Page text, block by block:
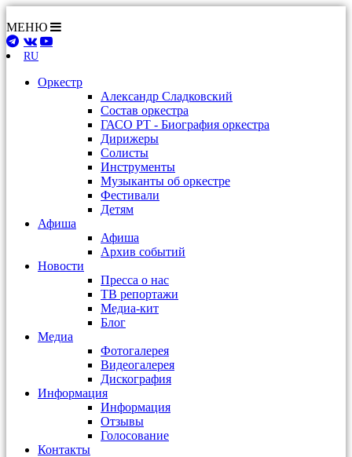
МЕНЮ
RU
Оркестр
Александр Сладковский
Состав оркестра
ГАСО РТ - Биография оркестра
Дирижеры
Солисты
Инструменты
Музыканты об оркестре
Фестивали
Детям
Афиша
Афиша
Архив событий
Новости
Пресса о нас
ТВ репортажи
Медиа-кит
Блог
Медиа
Фотогалерея
Видеогалерея
Дискография
Информация
Информация
Отзывы
Голосование
Контакты